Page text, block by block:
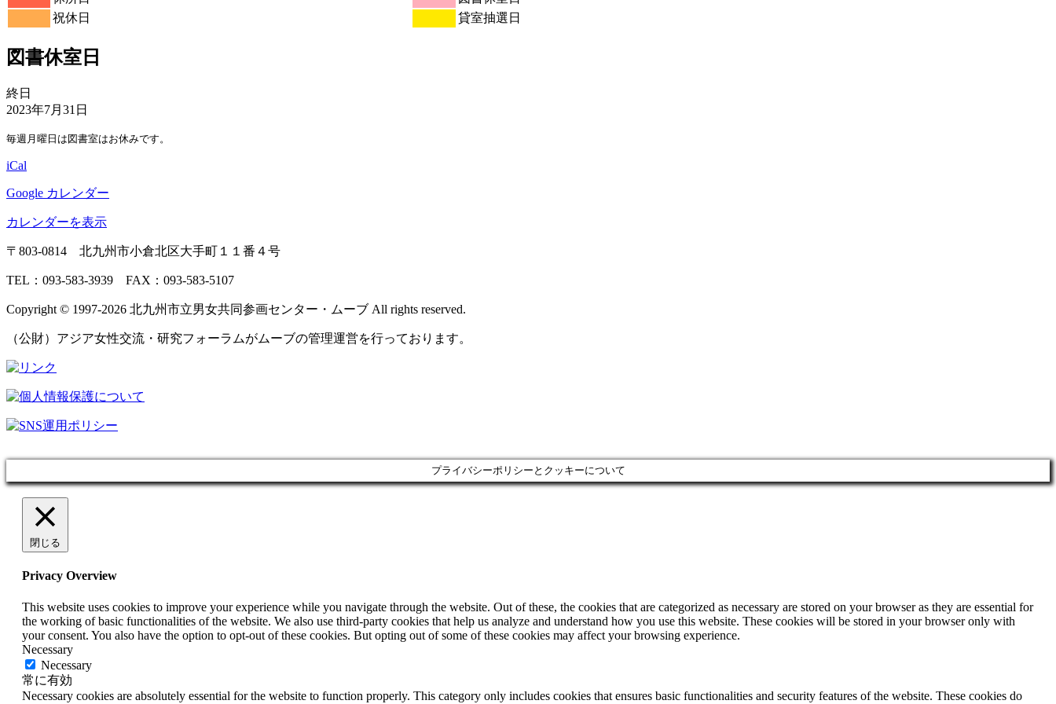
ト)
ト)
ンベ
14
日
15
日
16
日
月イ
ベ
ト)
月
21
月
22
月
23
4
日
の
イ
ン
4
月
日
4
月
日
の
イ
ン
4
月
日
ン
祝休日
貸室抽選日
図書休室日
図
書
室
日
終日
2023年7月31日
毎週月曜日は図書室はお休みです。
iCal
Google カレンダー
カレンダーを表示
〒803‐0814 北九州市小倉北区大手町１１番４号
TEL：093‐583‐3939 FAX：093‐583‐5107
Copyright © 1997‐2026 北九州市立男女共同参画センター・ムーブ All rights reserved.
（公財）アジア女性交流・研究フォーラムがムーブの管理運営を行っております。
プライバシーポリシーとクッキーについて
閉じる
Privacy Overview
This website uses cookies to improve your experience while you navigate through the website. Out of these, the cookies that are categorized as necessary are stored on your browser as they are essential for
the working of basic functionalities of the website. We also use third-party cookies that help us analyze and understand how you use this website. These cookies will be stored in your browser only with
your consent. You also have the option to opt-out of these cookies. But opting out of some of these cookies may affect your browsing experience.
Necessary
Necessary
常に有効
Necessary cookies are absolutely essential for the website to function properly. This category only includes cookies that ensures basic functionalities and security features of the website. These cookies do